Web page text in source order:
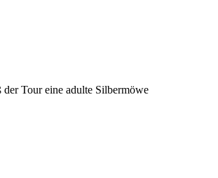
der Tour eine adulte Silbermöwe